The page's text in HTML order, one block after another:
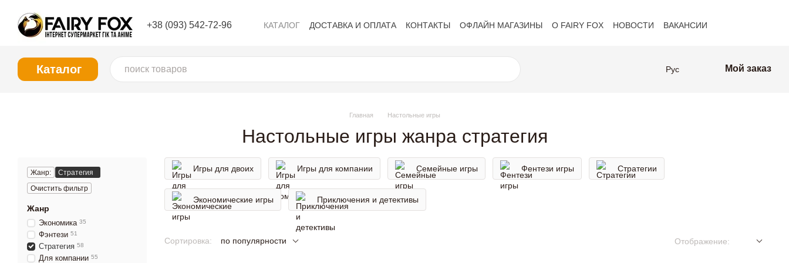
+38 (093) 542-72-96 КАТАЛОГ ДОСТАВКА И ОПЛАТА КОНТАКТЫ ОФЛАЙН МАГАЗИНЫ О FAIRY FOX НОВОСТИ
ВАКАНСИИ
Каталог Рус Мой заказ
Главная Настольные игры
Настольные игры жанра стратегия
Игры для двоих Игры для компании Семейные игры Фентези игры Стратегии
Экономические игры Приключения и детективы
Сортировка: по популярности Отображение:
Жанр:
Стратегия
Очистить фильтр
Жанр
Экономика 35
Фэнтези 51
Стратегия 58
Для компании 55